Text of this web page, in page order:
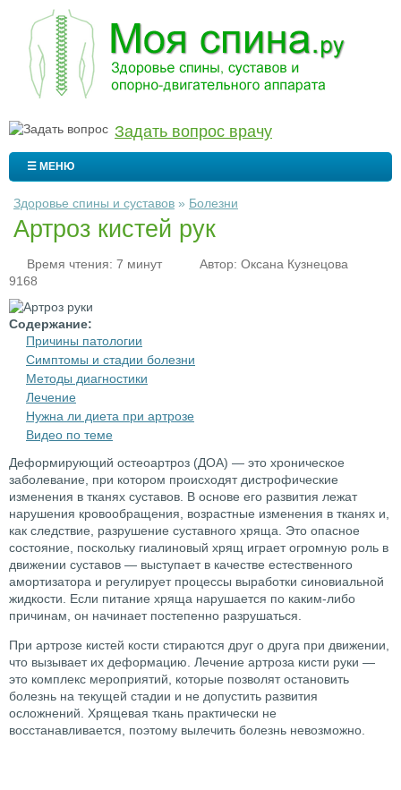
Задать вопрос врачу
☰ МЕНЮ
Здоровье спины и суставов » Болезни
Артроз кистей рук
Время чтения: 7 минут Автор: Оксана Кузнецова
9168
Содержание:
Причины патологии
Симптомы и стадии болезни
Методы диагностики
Лечение
Нужна ли диета при артрозе
Видео по теме
Деформирующий остеоартроз (ДОА) — это хроническое
заболевание, при котором происходят дистрофические
изменения в тканях суставов. В основе его развития лежат
нарушения кровообращения, возрастные изменения в тканях и,
как следствие, разрушение суставного хряща. Это опасное
состояние, поскольку гиалиновый хрящ играет огромную роль в
движении суставов — выступает в качестве естественного
амортизатора и регулирует процессы выработки синовиальной
жидкости. Если питание хряща нарушается по каким-либо
причинам, он начинает постепенно разрушаться.
При артрозе кистей кости стираются друг о друга при движении,
что вызывает их деформацию. Лечение артроза кисти руки —
это комплекс мероприятий, которые позволят остановить
болезнь на текущей стадии и не допустить развития
осложнений. Хрящевая ткань практически не
восстанавливается, поэтому вылечить болезнь невозможно.